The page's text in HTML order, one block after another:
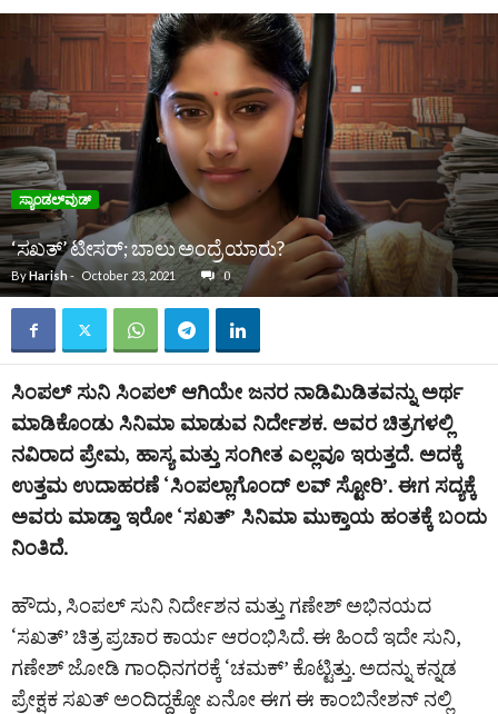
ಸ್ಯಾಂಡಲ್‌ವುಡ್‌
‘ಸಖತ್’ ಟೀಸರ್; ಬಾಲು ಅಂದ್ರೆ ಯಾರು?
ByHarish- October 23, 2021 0
ಸಿಂಪಲ್ ಸುನಿ ಸಿಂಪಲ್ ಆಗಿಯೇ ಜನರ ನಾಡಿಮಿಡಿತವನ್ನು ಅರ್ಥ
ಮಾಡಿಕೊಂಡು ಸಿನಿಮಾ ಮಾಡುವ ನಿರ್ದೇಶಕ. ಅವರ ಚಿತ್ರಗಳಲ್ಲಿ
ನವಿರಾದ ಪ್ರೇಮ, ಹಾಸ್ಯ ಮತ್ತು ಸಂಗೀತ ಎಲ್ಲವೂ ಇರುತ್ತದೆ. ಅದಕ್ಕೆ
ಉತ್ತಮ ಉದಾಹರಣೆ ‘ಸಿಂಪಲ್ಲಾಗೊಂದ್ ಲವ್ ಸ್ಟೋರಿ’. ಈಗ ಸದ್ಯಕ್ಕೆ
ಅವರು ಮಾಡ್ತಾ ಇರೋ ‘ಸಖತ್’ ಸಿನಿಮಾ ಮುಕ್ತಾಯ ಹಂತಕ್ಕೆ ಬಂದು
ನಿಂತಿದೆ.
ಹೌದು, ಸಿಂಪಲ್ ಸುನಿ ನಿರ್ದೇಶನ ಮತ್ತು ಗಣೇಶ್ ಅಭಿನಯದ
‘ಸಖತ್’ ಚಿತ್ರ ಪ್ರಚಾರ ಕಾರ್ಯ ಆರಂಭಿಸಿದೆ. ಈ ಹಿಂದೆ ಇದೇ ಸುನಿ,
ಗಣೇಶ್ ಜೋಡಿ ಗಾಂಧಿನಗರಕ್ಕೆ ‘ಚಮಕ್’ ಕೊಟ್ಟಿತ್ತು. ಅದನ್ನು ಕನ್ನಡ
ಪ್ರೇಕ್ಷಕ ಸಖತ್ ಅಂದಿದ್ದಕ್ಕೋ ಏನೋ ಈಗ ಈ ಕಾಂಬಿನೇಶನ್ ನಲ್ಲಿ